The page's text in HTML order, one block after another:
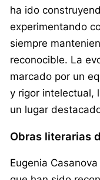
ha ido
experimentando
siempre
reconocible. La
marcado por un
y rigor intelectual,
un lugar
Obras literarias
Eugenia